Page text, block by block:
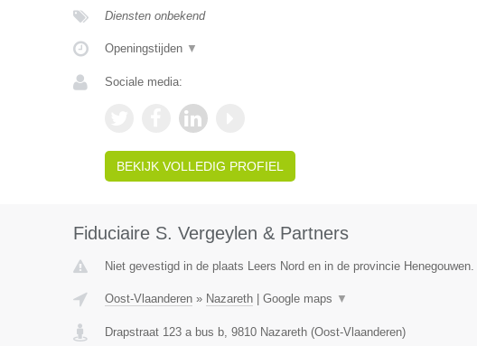
Diensten onbekend
Openingstijden ▼
Sociale media:
BEKIJK VOLLEDIG PROFIEL
Fiduciaire S. Vergeylen & Partners
Niet gevestigd in de plaats Leers Nord en in de provincie Henegouwen.
Oost-Vlaanderen» Nazareth| Google maps ▼
Drapstraat 123 a bus b, 9810 Nazareth(Oost-Vlaanderen)